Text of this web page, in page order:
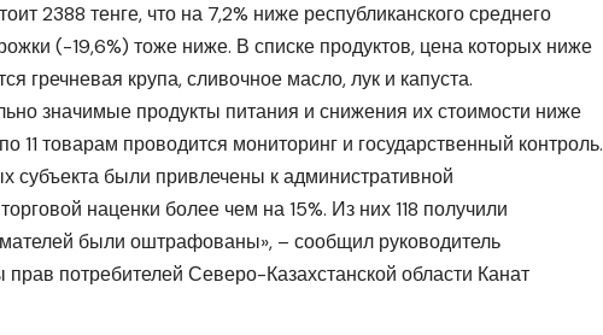
2388 тенге, что на 7,2% ниже республиканского среднего
(-19,6%) тоже ниже. В списке продуктов, цена которых ниже
гречневая крупа, сливочное масло, лук и капуста.
значимые продукты питания и снижения их стоимости ниже
11 товарам проводится мониторинг и государственный контроль.
субъекта были привлечены к административной
наценки более чем на 15%. Из них 118 получили
были оштрафованы», – сообщил руководитель
потребителей Северо-Казахстанской области Канат